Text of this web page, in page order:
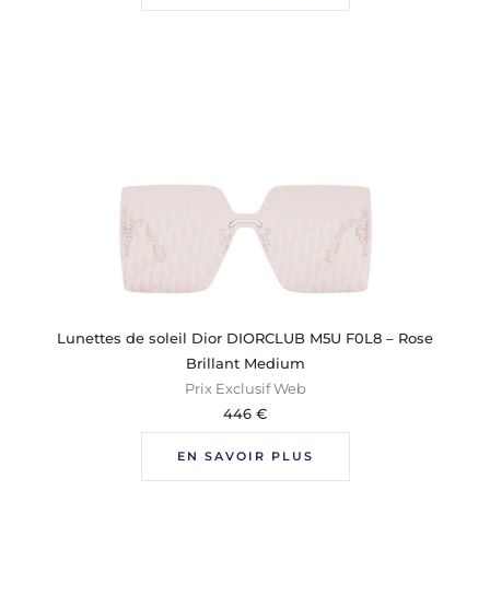
Lunettes de soleil Dior DIORCLUB M5U F0L8 – Rose
Brillant Medium
Prix Exclusif Web
446 €
EN SAVOIR PLUS